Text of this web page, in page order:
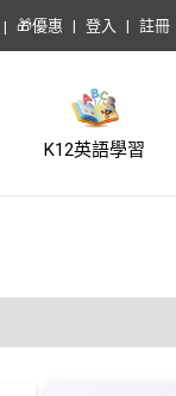
🎁優惠 登入 註冊
K12英語學習